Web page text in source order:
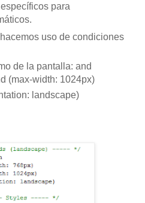
para
uso de condiciones
de la pantalla: and
(max-width: 1024px)
landscape)